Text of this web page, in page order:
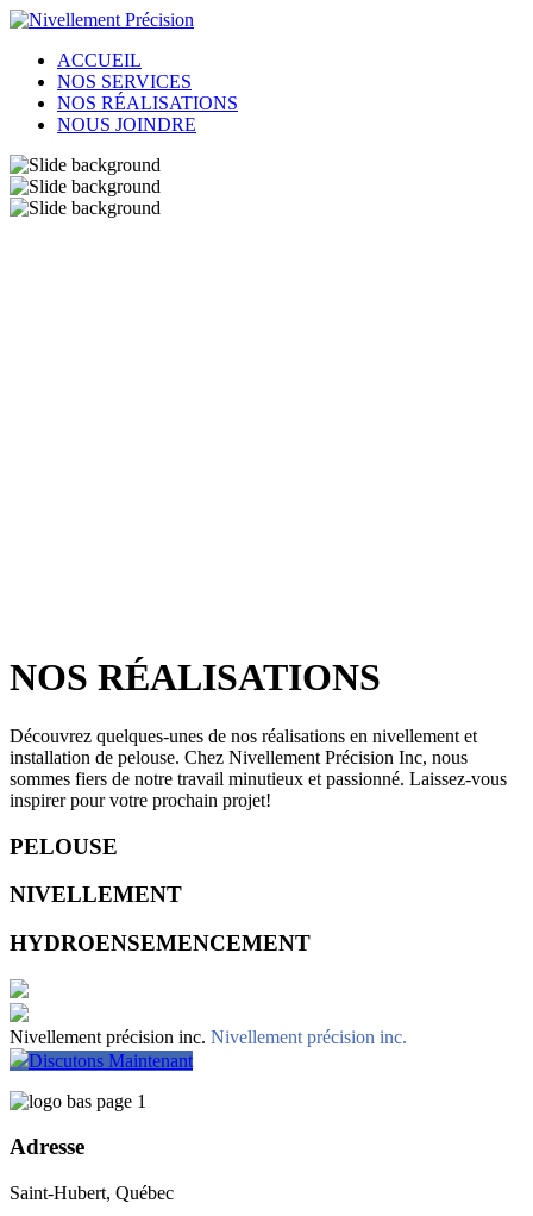
ACCUEIL
NOS SERVICES
NOS RÉALISATIONS
NOUS JOINDRE
NOS RÉALISATIONS
Découvrez quelques-unes de nos réalisations en nivellement et
installation de pelouse. Chez Nivellement Précision Inc, nous
sommes fiers de notre travail minutieux et passionné. Laissez-vous
inspirer pour votre prochain projet!
PELOUSE
NIVELLEMENT
HYDROENSEMENCEMENT
Nivellement précision inc. Nivellement précision inc.
Discutons Maintenant
Adresse
Saint-Hubert, Québec